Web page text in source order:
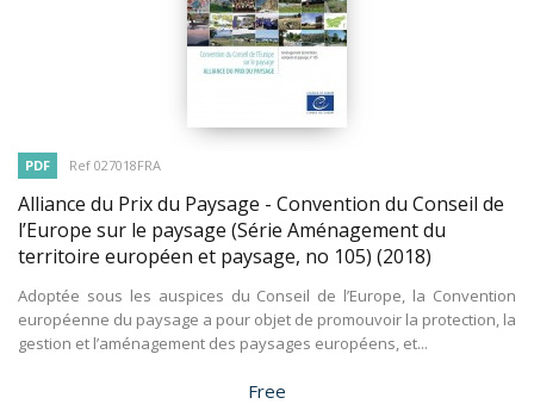
PDF Ref 027018FRA
Alliance du Prix du Paysage - Convention du Conseil de
l’Europe sur le paysage (Série Aménagement du
territoire européen et paysage, no 105) (2018)
Adoptée sous les auspices du Conseil de l’Europe, la Convention
européenne du paysage a pour objet de promouvoir la protection, la
gestion et l’aménagement des paysages européens, et...
Price
Free